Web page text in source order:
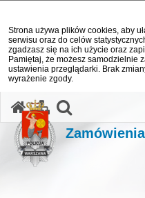
Strona używa plików cookies, aby
serwisu oraz do celów
zgadzasz się na ich użycie oraz
Pamiętaj, że możesz samodzielnie
ustawienia przeglądarki. Brak
wyrażenie zgody.